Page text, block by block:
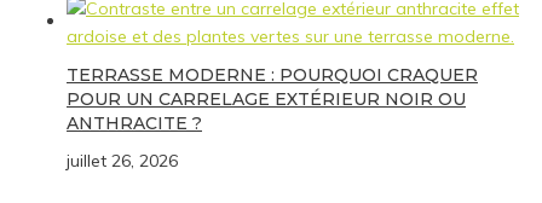
TERRASSE MODERNE : POURQUOI CRAQUER
POUR UN CARRELAGE EXTÉRIEUR NOIR OU
ANTHRACITE ?
juillet 26, 2026